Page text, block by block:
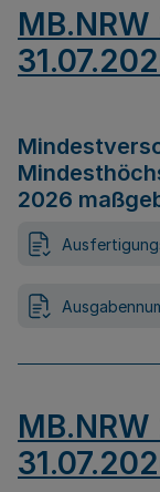
2026